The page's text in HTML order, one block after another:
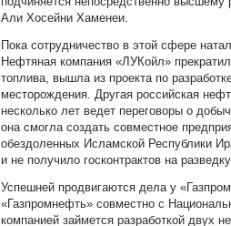
Али Хосейни Хаменеи.
Пока сотрудничество в этой сфере
Нефтяная компания «ЛУКойл»
топлива, вышла из проекта по
месторождения. Другая российская
несколько лет ведет переговоры о
она смогла создать совместное
обездоленных Исламской Республики
и не получило госконтрактов на
Успешней продвигаются дела у
«Газпромнефть» совместно с
компанией займется разработкой двух